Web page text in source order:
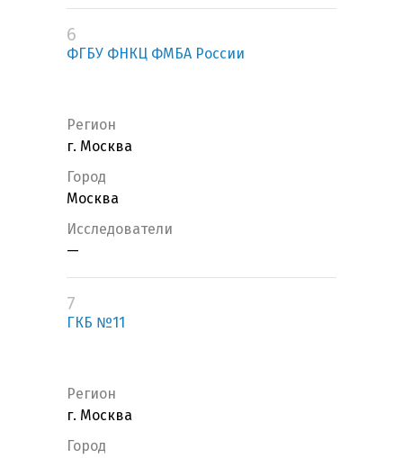
6
ФГБУ ФНКЦ ФМБА России
Регион
г. Москва
Город
Москва
Исследователи
—
7
ГКБ №11
Регион
г. Москва
Город